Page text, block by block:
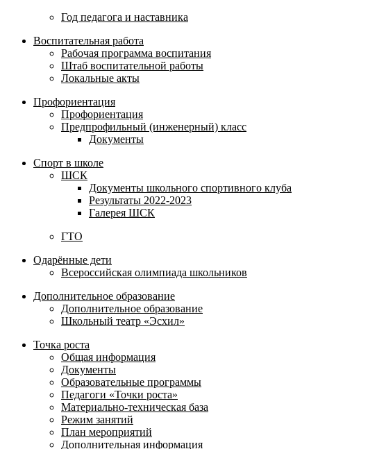
Год педагога и наставника
Воспитательная работа
Рабочая программа воспитания
Штаб воспитательной работы
Локальные акты
Профориентация
Профориентация
Предпрофильный (инженерный) класс
Документы
Спорт в школе
ШСК
Документы школьного спортивного клуба
Результаты 2022-2023
Галерея ШСК
ГТО
Одарённые дети
Всероссийская олимпиада школьников
Дополнительное образование
Дополнительное образование
Школьный театр «Эсхил»
Точка роста
Общая информация
Документы
Образовательные программы
Педагоги «Точки роста»
Материально-техническая база
Режим занятий
План мероприятий
Дополнительная информация